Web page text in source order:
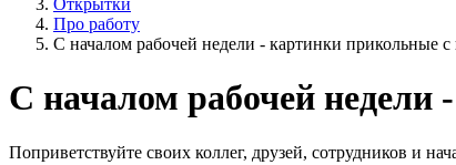
Открытки
Про работу
С началом рабочей недели - картинки прикольные
С началом рабочей
Поприветствуйте своих коллег, друзей, сотрудников и